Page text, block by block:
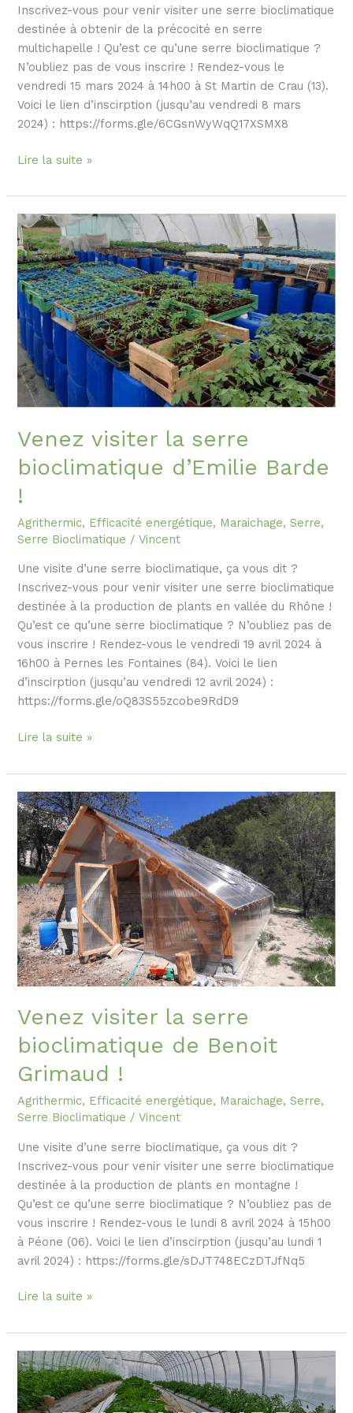
Inscrivez-vous pour venir visiter une serre bioclimatique
destinée à obtenir de la précocité en serre
multichapelle ! Qu’est ce qu’une serre bioclimatique ?
N’oubliez pas de vous inscrire ! Rendez-vous le
vendredi 15 mars 2024 à 14h00 à St Martin de Crau (13).
Voici le lien d’inscirption (jusqu’au vendredi 8 mars
2024) : https://forms.gle/6CGsnWyWqQ17XSMX8
Lire la suite »
Venez visiter la serre
bioclimatique d’Emilie Barde
!
Agrithermic, Efficacité energétique, Maraichage,Serre,
Serre Bioclimatique /Vincent
Une visite d’une serre bioclimatique, ça vous dit ?
Inscrivez-vous pour venir visiter une serre bioclimatique
destinée à la production de plants en vallée du Rhône !
Qu’est ce qu’une serre bioclimatique ? N’oubliez pas de
vous inscrire ! Rendez-vous le vendredi 19 avril 2024 à
16h00 à Pernes les Fontaines (84). Voici le lien
d’inscirption (jusqu’au vendredi 12 avril 2024) :
https://forms.gle/oQ83S55zcobe9RdD9
Venez
visiter
la
serre
bioclimatique
d’Emilie
Barde
Lire la suite »
Venez visiter la serre
bioclimatique de Benoit
Grimaud !
Agrithermic, Efficacité energétique, Maraichage,Serre,
Serre Bioclimatique /Vincent
Une visite d’une serre bioclimatique, ça vous dit ?
Inscrivez-vous pour venir visiter une serre bioclimatique
destinée à la production de plants en montagne !
Qu’est ce qu’une serre bioclimatique ? N’oubliez pas de
vous inscrire ! Rendez-vous le lundi 8 avril 2024 à 15h00
à Péone (06). Voici le lien d’inscirption (jusqu’au lundi 1
avril 2024) : https://forms.gle/sDJT748ECzDTJfNq5
Venez
visiter
la
serre
bioclimatique
de
Benoit
Grimaud
!
Lire la suite »
Découvrez
le
Thermitube